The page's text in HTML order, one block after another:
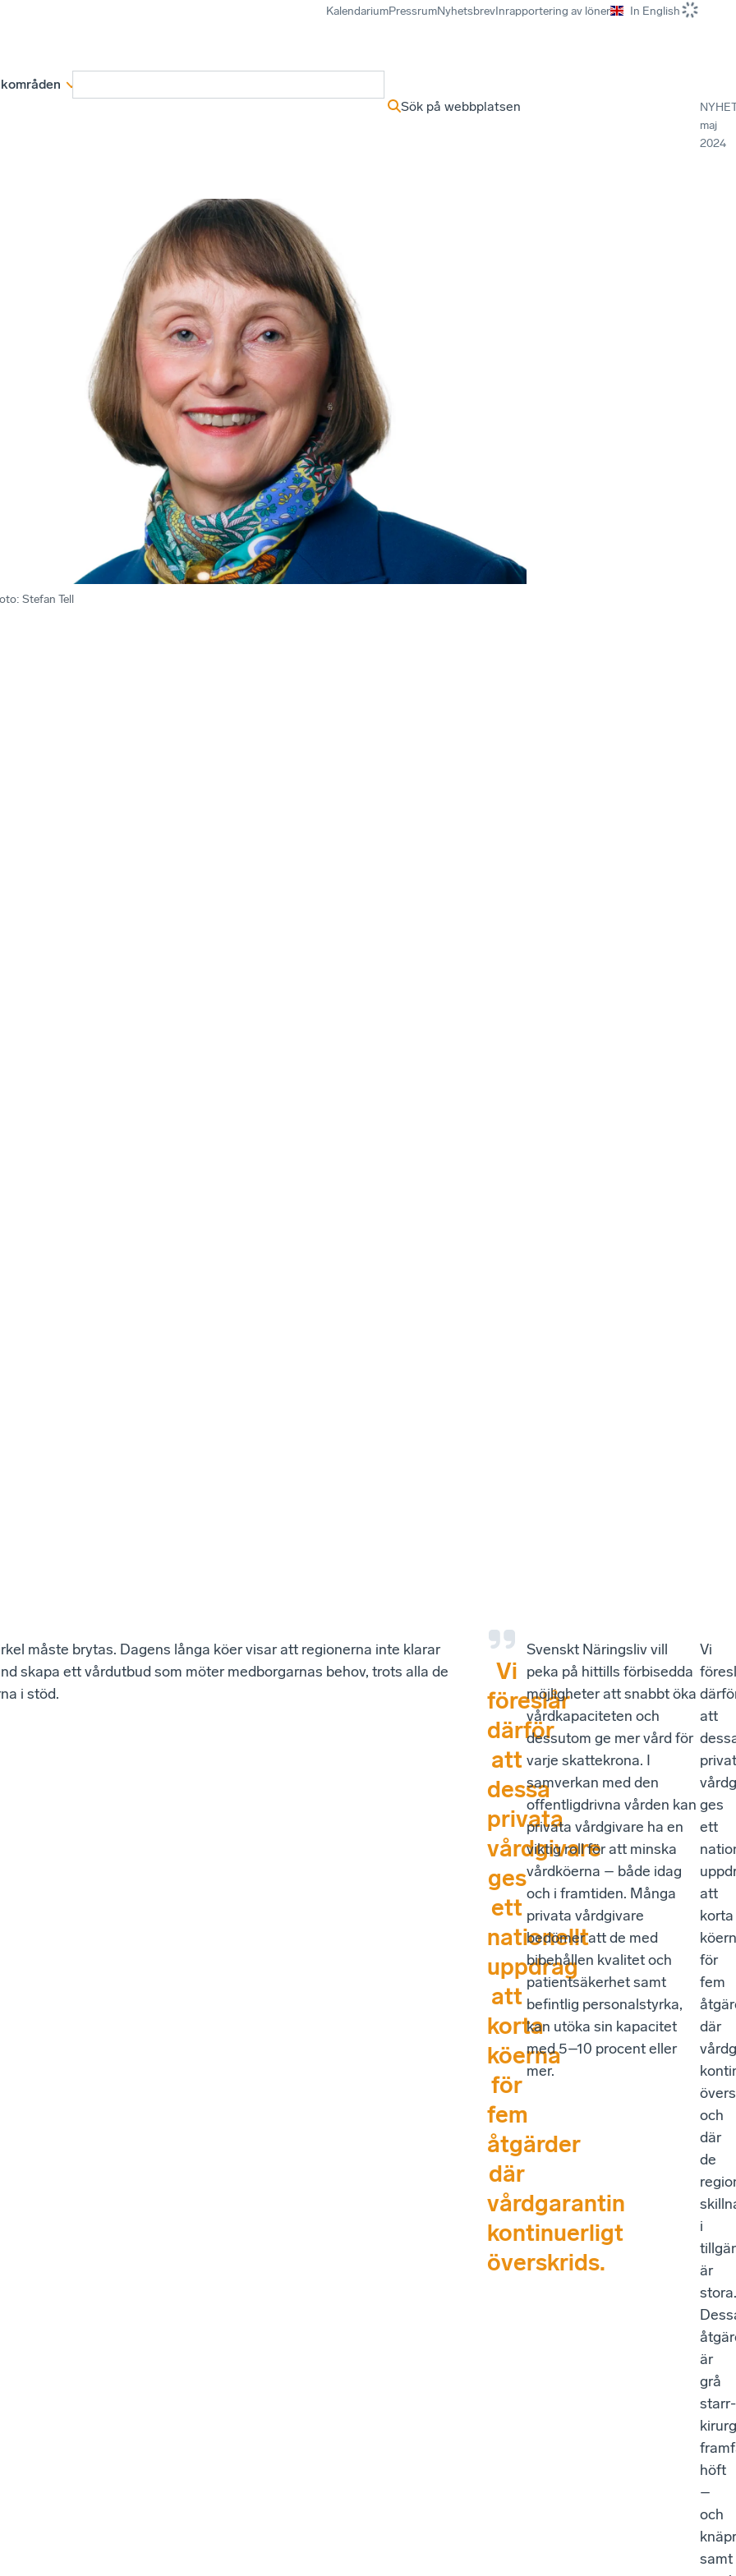
KalendariumPressrumNyhetsbrevInrapportering av löner In English
Sök på webbplatsen
maj
2024
: Stefan Tell
måste brytas. Dagens långa köer visar att regionerna inte klarar
skapa ett vårdutbud som möter medborgarnas behov, trots alla de
i stöd.
Vi
föreslår
därför
att
dessa
privata
vårdgivare
ges
ett
nationellt
uppdrag
att
korta
köerna
för
fem
åtgärder
där
vårdgarantin
kontinuerligt
överskrids.
Svenskt Näringsliv vill
peka på hittills förbisedda
möjligheter att snabbt öka
vårdkapaciteten och
dessutom ge mer vård för
varje skattekrona. I
samverkan med den
offentligdrivna vården kan
privata vårdgivare ha en
viktig roll för att minska
vårdköerna – både idag
och i framtiden. Många
privata vårdgivare
bedömer att de med
bibehållen kvalitet och
patientsäkerhet samt
befintlig personalstyrka,
kan utöka sin kapacitet
med 5–10 procent eller
mer.
Vi
att
ges
ett
att
korta
för
fem
där
och
där
de
i
är
stora.
är
grå
starr-
höft
–
och
samt